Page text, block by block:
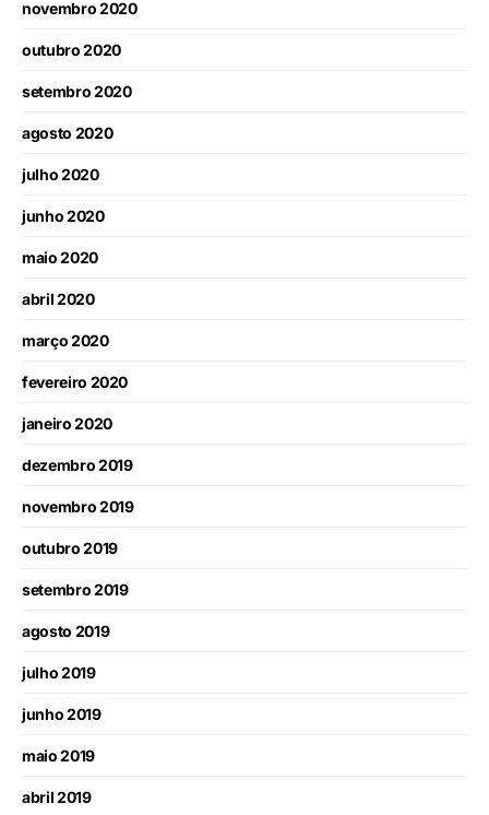
novembro 2020
outubro 2020
setembro 2020
agosto 2020
julho 2020
junho 2020
maio 2020
abril 2020
março 2020
fevereiro 2020
janeiro 2020
dezembro 2019
novembro 2019
outubro 2019
setembro 2019
agosto 2019
julho 2019
junho 2019
maio 2019
abril 2019